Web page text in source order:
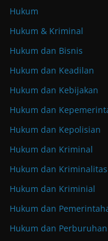
Hukum
Hukum & Kriminal
Hukum dan Bisnis
Hukum dan Keadilan
Hukum dan Kebijakan
Hukum dan
Hukum dan Kepolisian
Hukum dan Kriminal
Hukum dan Kriminalitas
Hukum dan Kriminial
Hukum dan
Hukum dan Perburuhan